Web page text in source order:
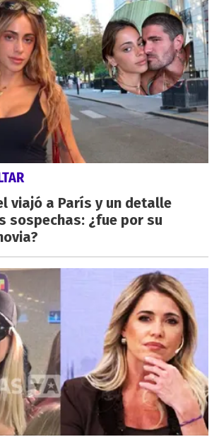
viajó a París y un detalle
sospechas: ¿fue por su